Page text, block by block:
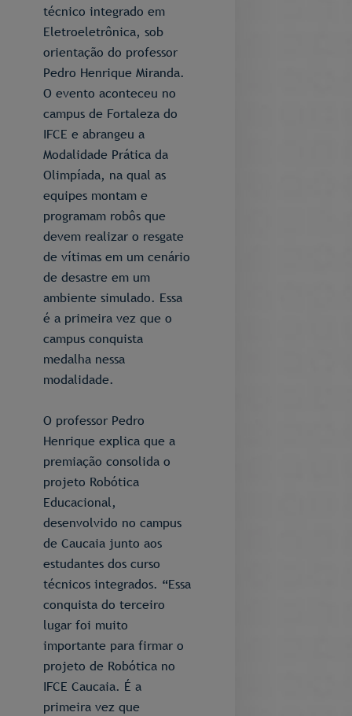
técnico integrado em
Eletroeletrônica, sob
orientação do professor
Pedro Henrique Miranda.
O evento aconteceu no
campus de Fortaleza do
IFCE e abrangeu a
Modalidade Prática da
Olimpíada, na qual as
equipes montam e
programam robôs que
devem realizar o resgate
de vítimas em um cenário
de desastre em um
ambiente simulado. Essa
é a primeira vez que o
campus conquista
medalha nessa
modalidade.
O professor Pedro
Henrique explica que a
premiação consolida o
projeto Robótica
Educacional,
desenvolvido no campus
de Caucaia junto aos
estudantes dos curso
técnicos integrados. “Essa
conquista do terceiro
lugar foi muito
importante para firmar o
projeto de Robótica no
IFCE Caucaia. É a
primeira vez que